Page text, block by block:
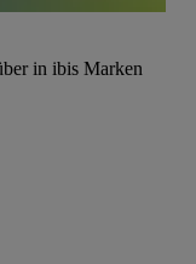
in ibis Marken